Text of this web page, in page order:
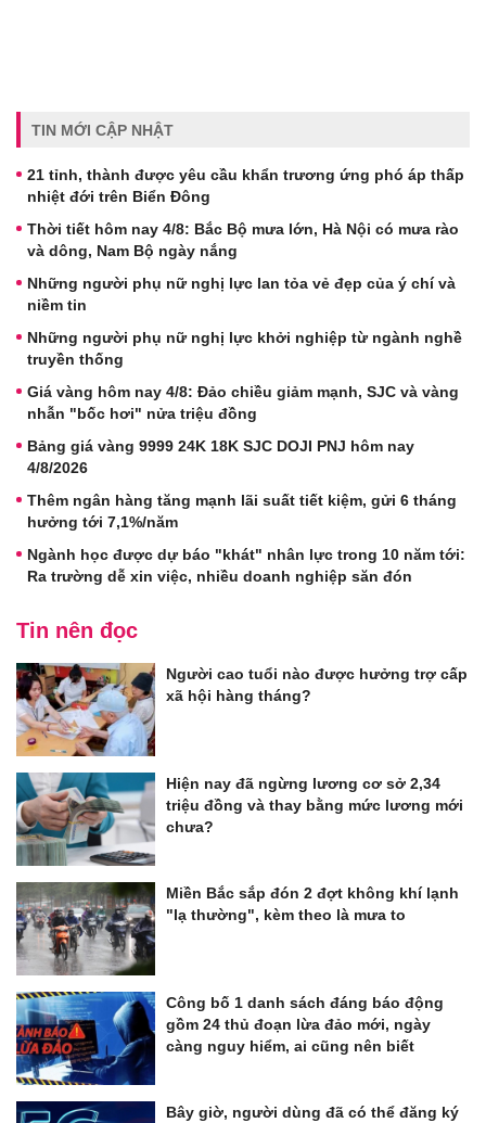
TIN MỚI CẬP NHẬT
21 tỉnh, thành được yêu cầu khẩn trương ứng phó áp thấp
nhiệt đới trên Biển Đông
Thời tiết hôm nay 4/8: Bắc Bộ mưa lớn, Hà Nội có mưa rào
và dông, Nam Bộ ngày nắng
Những người phụ nữ nghị lực lan tỏa vẻ đẹp của ý chí và
niềm tin
Những người phụ nữ nghị lực khởi nghiệp từ ngành nghề
truyền thống
Giá vàng hôm nay 4/8: Đảo chiều giảm mạnh, SJC và vàng
nhẫn "bốc hơi" nửa triệu đồng
Bảng giá vàng 9999 24K 18K SJC DOJI PNJ hôm nay
4/8/2026
Thêm ngân hàng tăng mạnh lãi suất tiết kiệm, gửi 6 tháng
hưởng tới 7,1%/năm
Ngành học được dự báo "khát" nhân lực trong 10 năm tới:
Ra trường dễ xin việc, nhiều doanh nghiệp săn đón
Tin nên đọc
Người cao tuổi nào được hưởng trợ cấp
xã hội hàng tháng?
Hiện nay đã ngừng lương cơ sở 2,34
triệu đồng và thay bằng mức lương mới
chưa?
Miền Bắc sắp đón 2 đợt không khí lạnh
"lạ thường", kèm theo là mưa to
Công bố 1 danh sách đáng báo động
gồm 24 thủ đoạn lừa đảo mới, ngày
càng nguy hiểm, ai cũng nên biết
Bây giờ, người dùng đã có thể đăng ký